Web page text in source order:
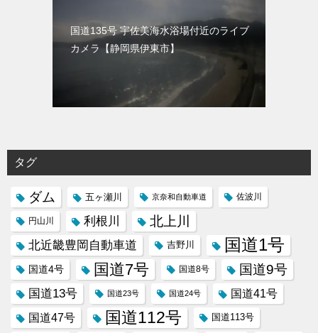
国道135号 宇佐美海水浴場付近のライブ
カメラ【静岡県伊東市】
タグ
ダム 五ヶ瀬川 京奈和自動車道 佐波川
円山川 利根川 北上川
北近畿豊岡自動車道 吉野川 国道1号
国道4号 国道7号 国道8号 国道9号
国道13号 国道23号 国道24号 国道41号
国道47号 国道112号 国道113号